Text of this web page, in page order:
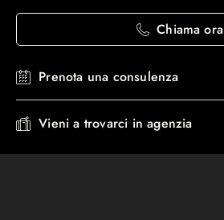
Chiama ora
Prenota una consulenza
Vieni a trovarci in agenzia